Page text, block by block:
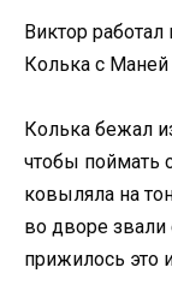
Виктор
Колька с Маней
Колька бежал
чтобы поймать
ковыляла на
во дворе звали
прижилось это